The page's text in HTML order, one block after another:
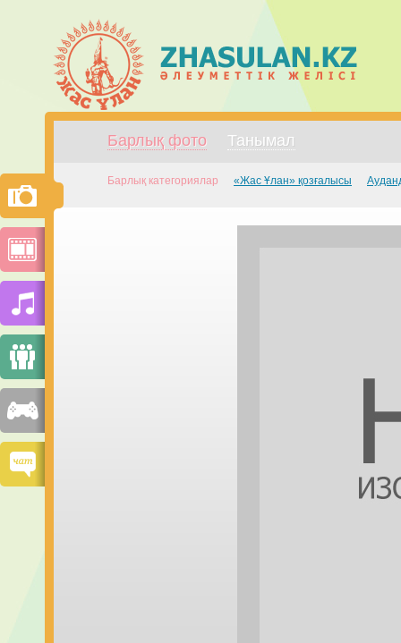
Барлық фото Танымал
Барлық категориялар «Жас Ұлан» қозғалысы